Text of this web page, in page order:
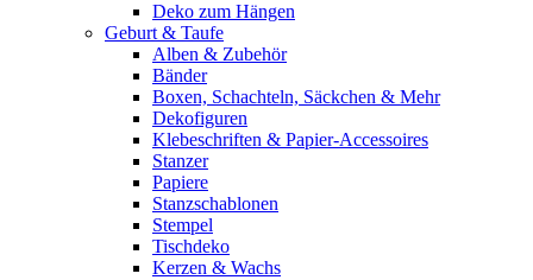
Deko zum Hängen
Geburt & Taufe
Alben & Zubehör
Bänder
Boxen, Schachteln, Säckchen & Mehr
Dekofiguren
Klebeschriften & Papier-Accessoires
Stanzer
Papiere
Stanzschablonen
Stempel
Tischdeko
Kerzen & Wachs